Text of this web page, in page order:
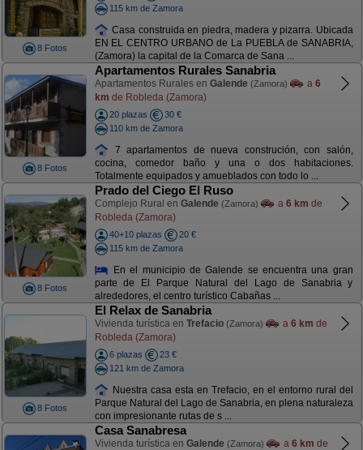
8 Fotos
115 km de Zamora
Casa construida en piedra, madera y pizarra. Ubicada
EN EL CENTRO URBANO de La PUEBLA de SANABRIA,
(Zamora) la capital de la Comarca de Sana ...
8 Fotos
Apartamentos Rurales Sanabria
Apartamentos Rurales en Galende (Zamora) a 6
km de Robleda (Zamora)
20 plazas
30 €
110 km de Zamora
7 apartamentos de nueva construción, con salón,
cocina, comedor baño y una o dos habitaciones.
Totalmente equipados y amueblados con todo lo ...
8 Fotos
Prado del Ciego El Ruso
Complejo Rural en Galende (Zamora) a 6 km de
Robleda (Zamora)
40+10 plazas
20 €
115 km de Zamora
En el municipio de Galende se encuentra una gran
parte de El Parque Natural del Lago de Sanabria y
alrededores, el centro turístico Cabañas ...
8 Fotos
El Relax de Sanabria
Vivienda turística en Trefacio (Zamora) a 6 km de
Robleda (Zamora)
6 plazas
23 €
121 km de Zamora
Nuestra casa esta en Trefacio, en el entorno rural del
Parque Natural del Lago de Sanabria, en plena naturaleza
con impresionante rutas de s ...
Casa Sanabresa
Vivienda turística en Galende (Zamora) a 6 km de